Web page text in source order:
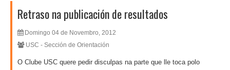
Retraso na publicación de resultados
Domingo 04 de Novembro, 2012
USC - Sección de Orientación
O Clube USC quere pedir disculpas na parte que lle toca polo